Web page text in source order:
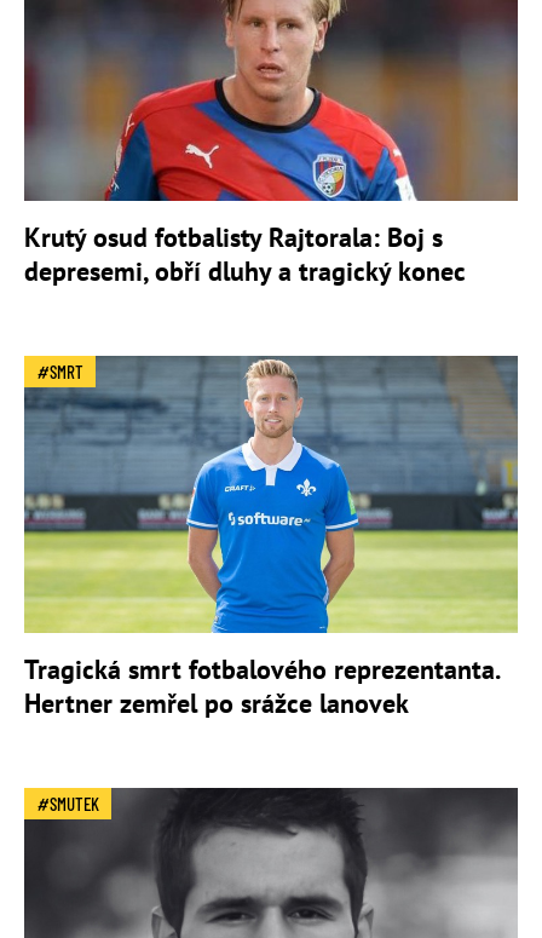
Krutý osud fotbalisty Rajtorala: Boj s
depresemi, obří dluhy a tragický konec
SMRT
Tragická smrt fotbalového reprezentanta.
Hertner zemřel po srážce lanovek
SMUTEK